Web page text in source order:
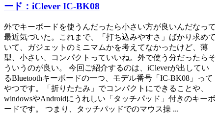
ード：iClever IC-BK08
外でキーボードを使うんだったら小さい方が良いんだなって
最近気づいた。これまで、「打ち込みやすさ」ばかり求めて
いて、ガジェットのミニマムかを考えてなかったけど、薄
型、小さい、コンパクトっていいね。外で使う分だったらそ
ういうのが良い。 今回ご紹介するのは、iCleverが出してい
るBluetoothキーボードの一つ、モデル番号「IC-BK08」って
やつです。「折りたたみ」でコンパクトにできることや、
windowsやAndroidにうれしい「タッチパッド」付きのキーボ
ードです。 つまり、タッチパッドでのマウス操 ...